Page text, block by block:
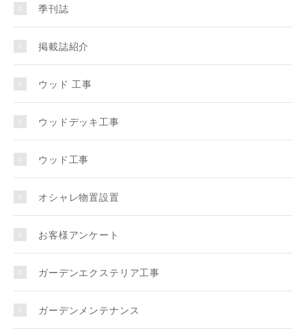
季刊誌
掲載誌紹介
ウッド 工事
ウッドデッキ工事
ウッド工事
オシャレ物置設置
お客様アンケート
ガーデンエクステリア工事
ガーデンメンテナンス